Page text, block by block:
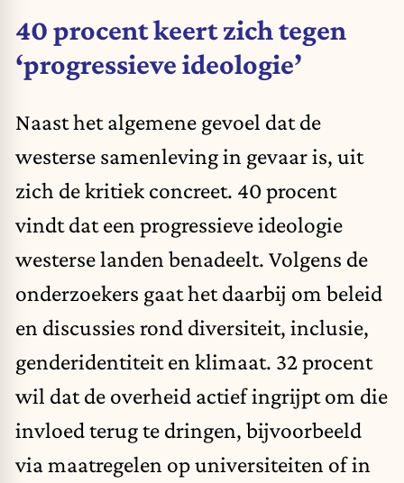
40 procent keert zich tegen
‘progressieve ideologie’
Naast het algemene gevoel dat de
westerse samenleving in gevaar is, uit
zich de kritiek concreet. 40 procent
vindt dat een progressieve ideologie
westerse landen benadeelt. Volgens de
onderzoekers gaat het daarbij om beleid
en discussies rond diversiteit, inclusie,
genderidentiteit en klimaat. 32 procent
wil dat de overheid actief ingrijpt om die
invloed terug te dringen, bijvoorbeeld
via maatregelen op universiteiten of in